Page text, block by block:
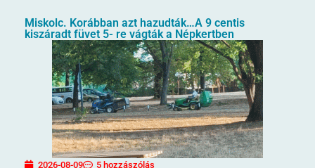
Miskolc. Korábban azt hazudták…A 9 centis
kiszáradt füvet 5- re vágták a Népkertben
2026-08-09 5 hozzászólás